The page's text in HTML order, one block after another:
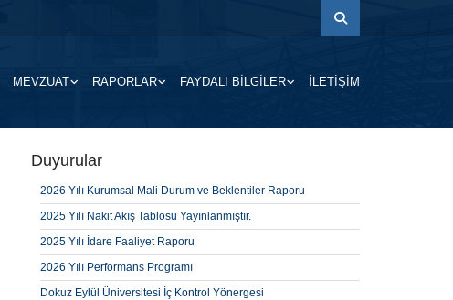
MEVZUAT RAPORLAR FAYDALI BILGILER İLETIŞIM
Duyurular
2026 Yılı Kurumsal Mali Durum ve Beklentiler Raporu
2025 Yılı Nakit Akış Tablosu Yayınlanmıştır.
2025 Yılı İdare Faaliyet Raporu
2026 Yılı Performans Programı
Dokuz Eylül Üniversitesi İç Kontrol Yönergesi